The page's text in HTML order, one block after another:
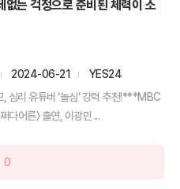
없는 걱정으로 준비된 체력이 소
2024-06-21
YES24
심리 유튜버 ‘놀심’ 강력 추천!***MBC
쩌다어른〉 출연, 이광민 ...
0